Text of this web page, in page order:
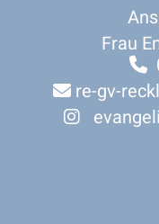
Frau

re-gv-
